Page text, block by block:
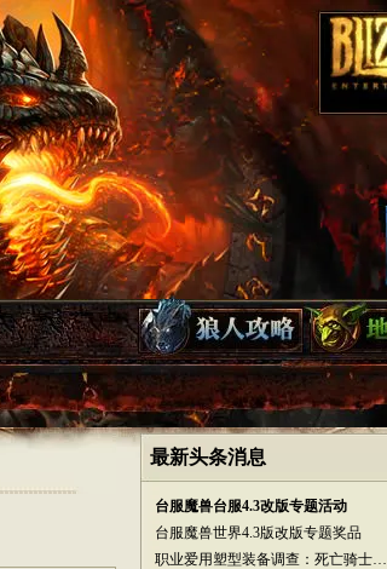
最新头条消息
台服魔兽台服4.3改版专题活动
台服魔兽世界4.3版改版专题奖品
职业爱用塑型装备调查：死亡骑士…